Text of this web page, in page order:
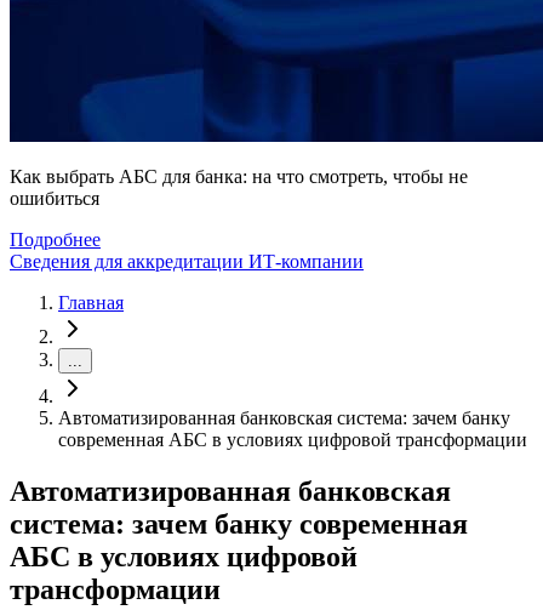
Как выбрать АБС для банка: на что смотреть, чтобы не
ошибиться
Подробнее
Сведения для аккредитации ИТ-компании
Главная
...
Автоматизированная банковская система: зачем банку
современная АБС в условиях цифровой трансформации
Автоматизированная банковская
система: зачем банку современная
АБС в условиях цифровой
трансформации